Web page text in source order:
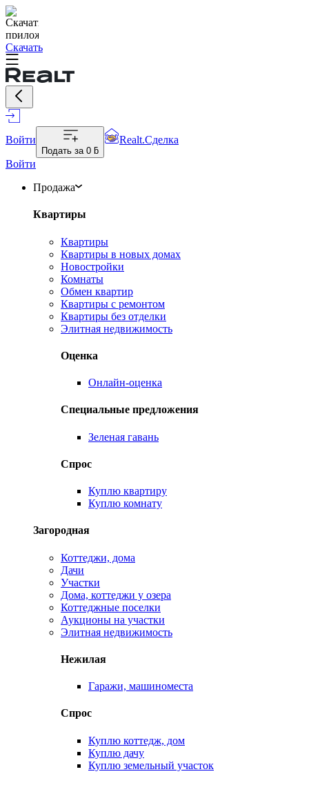
Скачать
Войти
Подать за 0 ƃ
Realt.Сделка
Войти
Продажа
Квартиры
Квартиры
Квартиры в новых домах
Новостройки
Комнаты
Обмен квартир
Квартиры с ремонтом
Квартиры без отделки
Элитная недвижимость
Оценка
Онлайн-оценка
Специальные предложения
Зеленая гавань
Спрос
Куплю квартиру
Куплю комнату
Загородная
Коттеджи, дома
Дачи
Участки
Дома, коттеджи у озера
Коттеджные поселки
Аукционы на участки
Элитная недвижимость
Нежилая
Гаражи, машиноместа
Спрос
Куплю коттедж, дом
Куплю дачу
Куплю земельный участок